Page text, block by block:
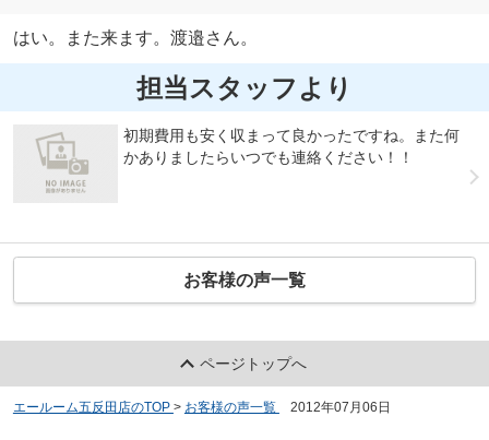
はい。また来ます。渡邉さん。
担当スタッフより
初期費用も安く収まって良かったですね。また何
かありましたらいつでも連絡ください！！
お客様の声一覧
ページトップへ
エールーム五反田店のTOP > お客様の声一覧 2012年07月06日